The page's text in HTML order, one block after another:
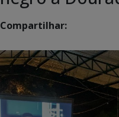
Compartilhar: